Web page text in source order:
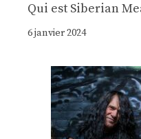
Qui est Siberian
6 janvier 2024